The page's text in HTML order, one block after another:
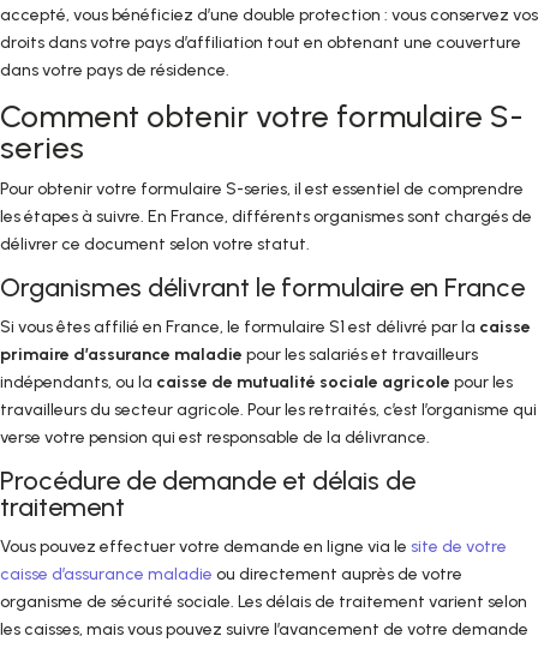
accepté, vous bénéficiez d’une double protection : vous conservez vos
droits dans votre pays d’affiliation tout en obtenant une couverture
dans votre pays de résidence.
Comment obtenir votre formulaire S-
series
Pour obtenir votre formulaire S-series, il est essentiel de comprendre
les étapes à suivre. En France, différents organismes sont chargés de
délivrer ce document selon votre statut.
Organismes délivrant le formulaire en France
Si vous êtes affilié en France, le formulaire S1 est délivré par la caisse
primaire d’assurance maladie pour les salariés et travailleurs
indépendants, ou la caisse de mutualité sociale agricole pour les
travailleurs du secteur agricole. Pour les retraités, c’est l’organisme qui
verse votre pension qui est responsable de la délivrance.
Procédure de demande et délais de
traitement
Vous pouvez effectuer votre demande en ligne via le site de votre
caisse d’assurance maladie ou directement auprès de votre
organisme de sécurité sociale. Les délais de traitement varient selon
les caisses, mais vous pouvez suivre l’avancement de votre demande